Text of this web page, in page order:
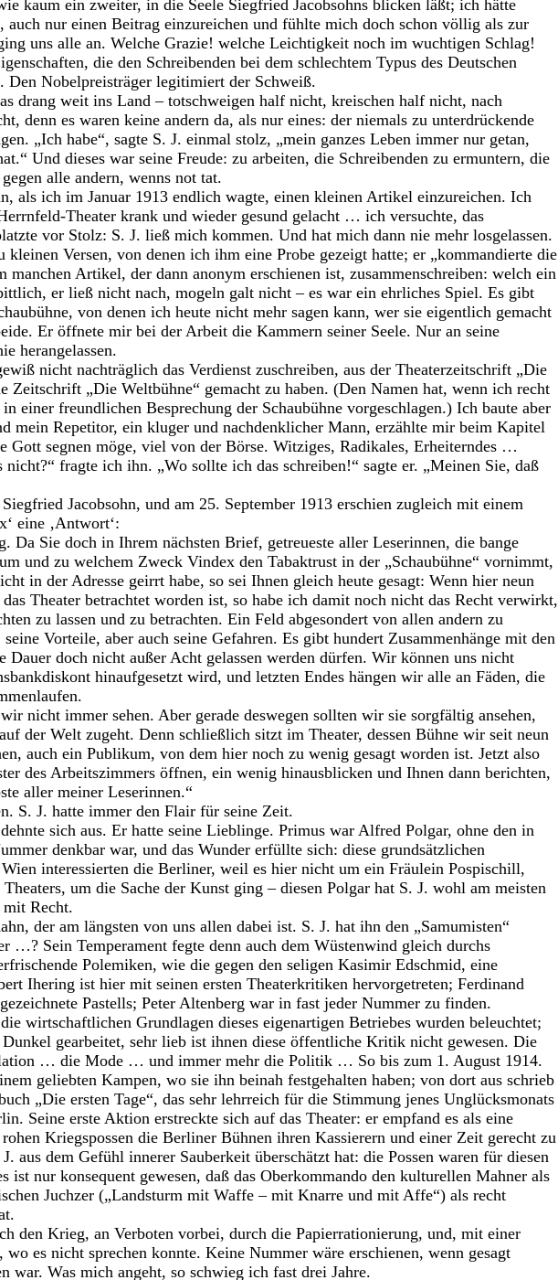
kaum ein zweiter, in die Seele Siegfried Jacobsohns blicken läßt; ich hätte
auch nur einen Beitrag einzureichen und fühlte mich doch schon völlig als zur
uns alle an. Welche Grazie! welche Leichtigkeit noch im wuchtigen Schlag!
die den Schreibenden bei dem schlechtem Typus des Deutschen
Den Nobelpreisträger legitimiert der Schweiß.
drang weit ins Land – totschweigen half nicht, kreischen half nicht, nach
denn es waren keine andern da, als nur eines: der niemals zu unterdrückende
„Ich habe“, sagte S. J. einmal stolz, „mein ganzes Leben immer nur getan,
Und dieses war seine Freude: zu arbeiten, die Schreibenden zu ermuntern, die
alle andern, wenns not tat.
als ich im Januar 1913 endlich wagte, einen kleinen Artikel einzureichen. Ich
Theater krank und wieder gesund gelacht … ich versuchte, das
vor Stolz: S. J. ließ mich kommen. Und hat mich dann nie mehr losgelassen.
kleinen Versen, von denen ich ihm eine Probe gezeigt hatte; er „kommandierte die
manchen Artikel, der dann anonym erschienen ist, zusammenschreiben: welch ein
er ließ nicht nach, mogeln galt nicht – es war ein ehrliches Spiel. Es gibt
von denen ich heute nicht mehr sagen kann, wer sie eigentlich gemacht
Er öffnete mir bei der Arbeit die Kammern seiner Seele. Nur an seine
herangelassen.
nicht nachträglich das Verdienst zuschreiben, aus der Theaterzeitschrift „Die
Zeitschrift „Die Weltbühne“ gemacht zu haben. (Den Namen hat, wenn ich recht
einer freundlichen Besprechung der Schaubühne vorgeschlagen.) Ich baute aber
mein Repetitor, ein kluger und nachdenklicher Mann, erzählte mir beim Kapitel
Gott segnen möge, viel von der Börse. Witziges, Radikales, Erheiterndes …
nicht?“ fragte ich ihn. „Wo sollte ich das schreiben!“ sagte er. „Meinen Sie, daß
Jacobsohn, und am 25. September 1913 erschien zugleich mit einem
eine ‚Antwort‘:
Da Sie doch in Ihrem nächsten Brief, getreueste aller Leserinnen, die bange
und zu welchem Zweck Vindex den Tabaktrust in der „Schaubühne“ vornimmt,
in der Adresse geirrt habe, so sei Ihnen gleich heute gesagt: Wenn hier neun
Theater betrachtet worden ist, so habe ich damit noch nicht das Recht verwirkt,
zu lassen und zu betrachten. Ein Feld abgesondert von allen andern zu
Vorteile, aber auch seine Gefahren. Es gibt hundert Zusammenhänge mit den
Dauer doch nicht außer Acht gelassen werden dürfen. Wir können uns nicht
hinaufgesetzt wird, und letzten Endes hängen wir alle an Fäden, die
nicht immer sehen. Aber gerade deswegen sollten wir sie sorgfältig ansehen,
der Welt zugeht. Denn schließlich sitzt im Theater, dessen Bühne wir seit neun
auch ein Publikum, von dem hier noch zu wenig gesagt worden ist. Jetzt also
des Arbeitszimmers öffnen, ein wenig hinausblicken und Ihnen dann berichten,
aller meiner Leserinnen.“
S. J. hatte immer den Flair für seine Zeit.
sich aus. Er hatte seine Lieblinge. Primus war Alfred Polgar, ohne den in
denkbar war, und das Wunder erfüllte sich: diese grundsätzlichen
Wien interessierten die Berliner, weil es hier nicht um ein Fräulein Pospischill,
Theaters, um die Sache der Kunst ging – diesen Polgar hat S. J. wohl am meisten
Recht.
der am längsten von uns allen dabei ist. S. J. hat ihn den „Samumisten“
…? Sein Temperament fegte denn auch dem Wüstenwind gleich durchs
Polemiken, wie die gegen den seligen Kasimir Edschmid, eine
Ihering ist hier mit seinen ersten Theaterkritiken hervorgetreten; Ferdinand
Pastells; Peter Altenberg war in fast jeder Nummer zu finden.
wirtschaftlichen Grundlagen dieses eigenartigen Betriebes wurden beleuchtet;
gearbeitet, sehr lieb ist ihnen diese öffentliche Kritik nicht gewesen. Die
… die Mode … und immer mehr die Politik … So bis zum 1. August 1914.
geliebten Kampen, wo sie ihn beinah festgehalten haben; von dort aus schrieb
„Die ersten Tage“, das sehr lehrreich für die Stimmung jenes Unglücksmonats
Seine erste Aktion erstreckte sich auf das Theater: er empfand es als eine
Kriegspossen die Berliner Bühnen ihren Kassierern und einer Zeit gerecht zu
aus dem Gefühl innerer Sauberkeit überschätzt hat: die Possen waren für diesen
ist nur konsequent gewesen, daß das Oberkommando den kulturellen Mahner als
Juchzer („Landsturm mit Waffe – mit Knarre und mit Affe“) als recht
den Krieg, an Verboten vorbei, durch die Papierrationierung, und, mit einer
wo es nicht sprechen konnte. Keine Nummer wäre erschienen, wenn gesagt
war. Was mich angeht, so schwieg ich fast drei Jahre.